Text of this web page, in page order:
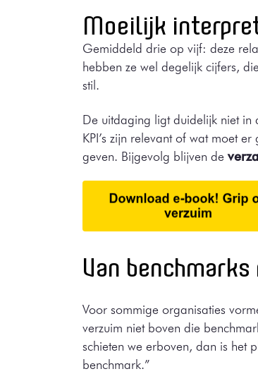
Moeilijk inte
Gemiddeld drie op vijf: deze
hebben ze wel degelijk cijfers,
stil.
De uitdaging ligt duidelijk niet in
KPI’s zijn relevant of wat moet
geven. Bijgevolg blijven de
Van
Voor sommige organisaties
verzuim niet boven die
schieten we erboven, dan is het
benchmark.”